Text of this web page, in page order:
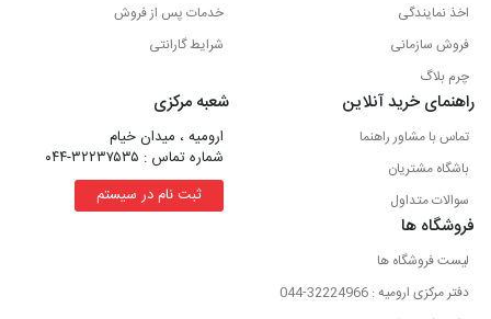
اخذ نمایندگی
فروش سازمانی
چرم بلاگ
خدمات پس از فروش
شرایط گارانتی
راهنمای خرید آنلاین
تماس با مشاور راهنما
باشگاه مشتریان
سوالات متداول
شعبه مرکزی
ارومیه ، میدان خیام
شماره تماس : ۳۲۲۳۷۵۳۵-۰۴۴
ثبت نام در سیستم
فروشگاه ها
لیست فروشگاه ها
دفتر مرکزی ارومیه : 32224966-044